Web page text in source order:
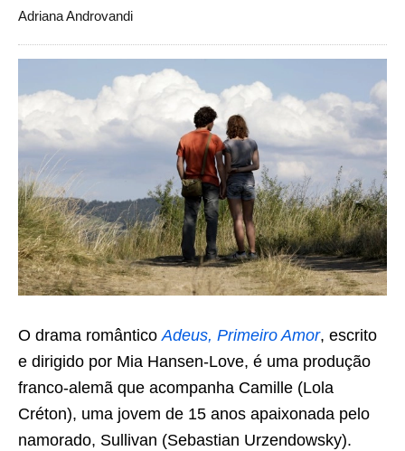
Adriana Androvandi
O drama românticoAdeus, Primeiro Amor, escrito
e dirigido por Mia Hansen-Love, é uma produção
franco-alemã que acompanha Camille (Lola
Créton), uma jovem de 15 anos apaixonada pelo
namorado, Sullivan (Sebastian Urzendowsky).